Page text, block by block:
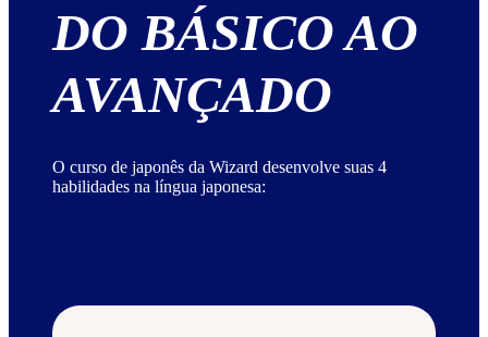
DO BÁSICO AO
AVANÇADO
O curso de japonês da Wizard desenvolve suas 4
habilidades na língua japonesa: